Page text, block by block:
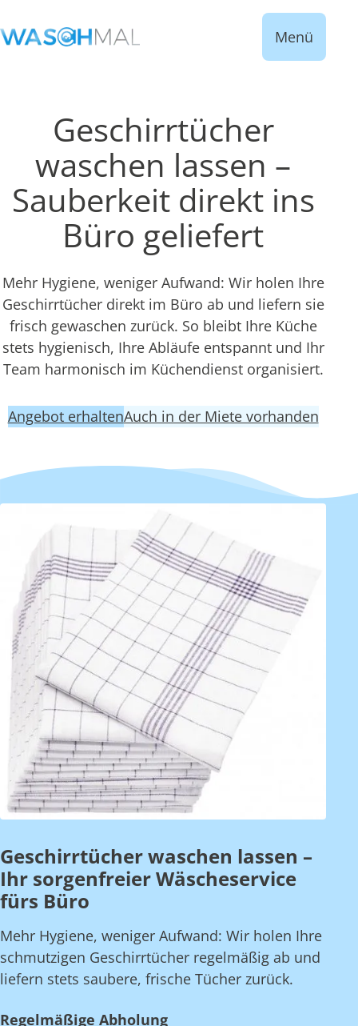
Menü
Geschirrtücher
waschen lassen –
Sauberkeit direkt ins
Büro geliefert
Mehr Hygiene, weniger Aufwand: Wir holen Ihre
Geschirrtücher direkt im Büro ab und liefern sie
frisch gewaschen zurück. So bleibt Ihre Küche
stets hygienisch, Ihre Abläufe entspannt und Ihr
Team harmonisch im Küchendienst organisiert.
Angebot erhaltenAuch in der Miete vorhanden
Geschirrtücher waschen lassen –
Ihr sorgenfreier Wäscheservice
fürs Büro
Mehr Hygiene, weniger Aufwand: Wir holen Ihre
schmutzigen Geschirrtücher regelmäßig ab und
liefern stets saubere, frische Tücher zurück.
Regelmäßige Abholung